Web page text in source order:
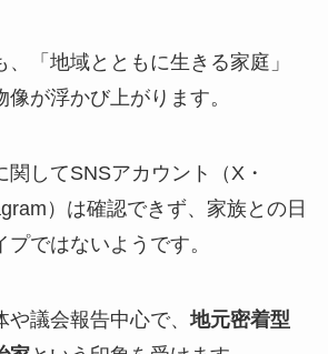
「地域とともに生きる家庭」
が浮かび上がります。
関してSNSアカウント（X・
）は確認できず、家族との日
ではないようです。
や議会報告中心で、地元密着型